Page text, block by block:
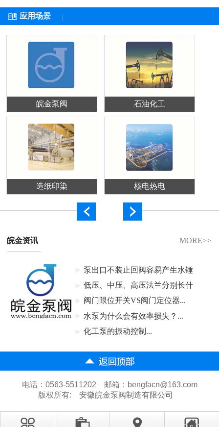
应用场景
皖金泵阀 石油化工
造纸印染 核电热电
MORE>>
皖金资讯
泵出口不装止回阀容易产生水锤
吗...低压、中压、高压法兰分别长什
么样...
阀门限位开关VS阀门定位器...
水泵为什么会有效率损失？...
化工泵的振动控制...
电话：0563-5511202 邮箱：bengfacn@163.com
版权所有:
安徽皖金泵阀制造有限公司